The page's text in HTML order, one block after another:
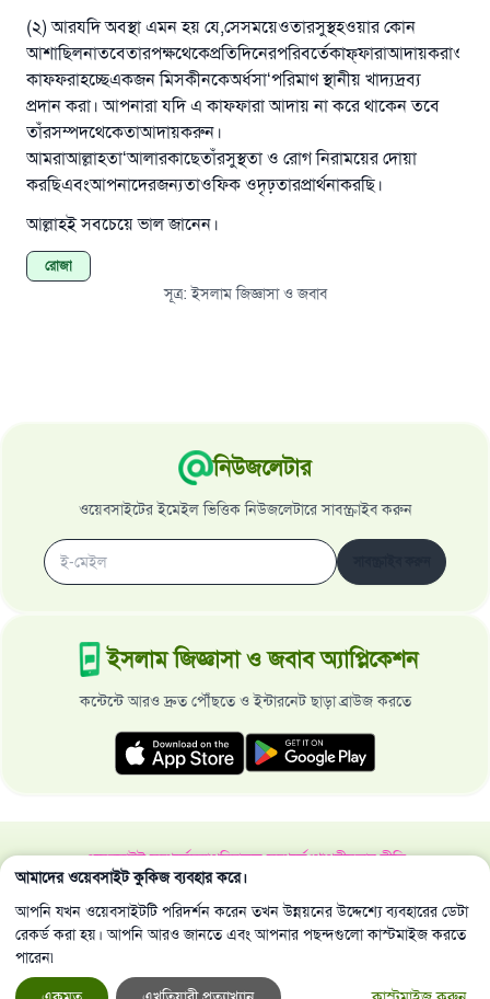
(২) আরযদি অবস্থা এমন হয় যে,সেসময়েওতারসুস্থহওয়ার কোন
কাফফরাহচ্ছেএকজন মিসকীনকেঅর্ধসা‘পরিমাণ স্থানীয় খাদ্যদ্রব্য
প্রদান করা। আপনারা যদি এ কাফফারা আদায় না করে থাকেন তবে
তাঁরসম্পদথেকেতাআদায়করুন।
আমরাআল্লাহতা‘আলারকাছেতাঁরসুস্থতা ও রোগ নিরাময়ের দোয়া
করছিএবংআপনাদেরজন্যতাওফিক ওদৃঢ়তারপ্রার্থনাকরছি।
আল্লাহই সবচেয়ে ভাল জানেন।
রোজা
সূত্র:ইসলাম জিজ্ঞাসা ও জবাব
নিউজলেটার
ওয়েবসাইটের ইমেইল ভিত্তিক নিউজলেটারে সাবস্ক্রাইব করুন
ইসলাম জিজ্ঞাসা ও জবাব অ্যাপ্লিকেশন
কন্টেন্টে আরও দ্রুত পৌঁছতে ও ইন্টারনেট ছাড়া ব্রাউজ করতে
ওয়েবসাইট সম্পর্কেমহাপরিচালক সম্পর্কেগোপনীয়তার নীতি
সর্বস্বত্ব ইসলাম জিজ্ঞাসা ও জবাব ওয়েবসাইট কর্তৃক সংরক্ষিত 1997-2025 ©
আমাদের ওয়েবসাইট কুকিজ ব্যবহার করে।
আপনি যখন ওয়েবসাইটটি পরিদর্শন করেন তখন উন্নয়নের উদ্দেশ্যে ব্যবহারের ডেটা
রেকর্ড করা হয়। আপনি আরও জানতে এবং আপনার পছন্দগুলো কাস্টমাইজ করতে
পারেন৷